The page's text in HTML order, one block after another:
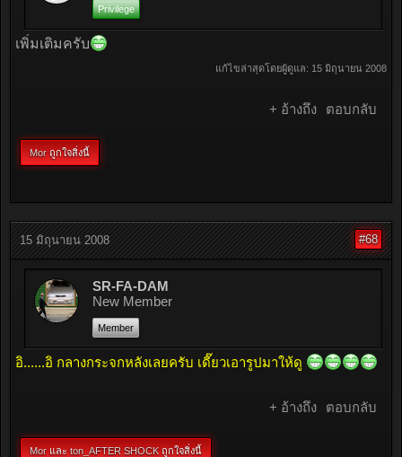
Privilege
เพิ่มเติมครับ
แก้ไขล่าสุดโดยผู้ดูแล: 15 มิถุนายน 2008
+ อ้างถึง ตอบกลับ
Mor ถูกใจสิ่งนี้
15 มิถุนายน 2008 #68
SR-FA-DAM
New Member
Member
อิ......อิ กลางกระจกหลังเลยครับ เดี๊ยวเอารูปมาให้ดู
+ อ้างถึง ตอบกลับ
Mor และ ton_AFTER SHOCK ถูกใจสิ่งนี้